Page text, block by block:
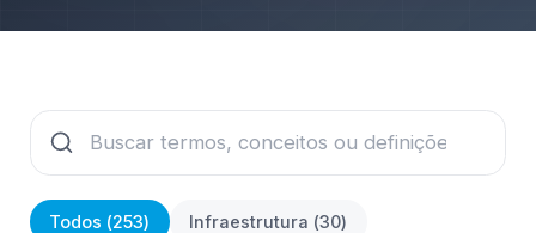
Todos (253) Infraestrutura (30)